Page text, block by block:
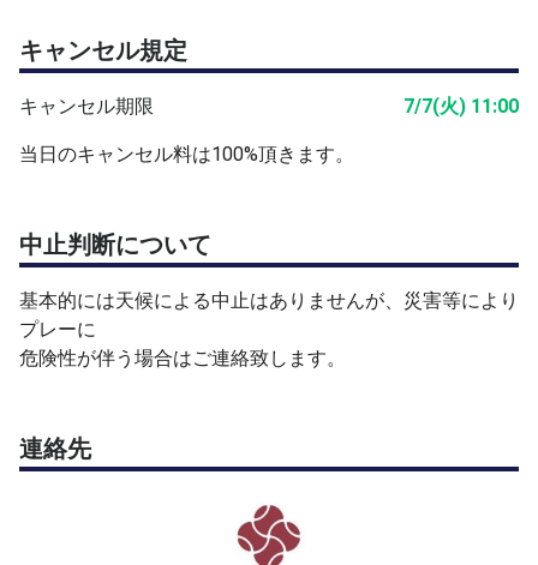
キャンセル規定
キャンセル期限 7/7(火) 11:00
当日のキャンセル料は100%頂きます。
中止判断について
基本的には天候による中止はありませんが、災害等により
プレーに
危険性が伴う場合はご連絡致します。
連絡先